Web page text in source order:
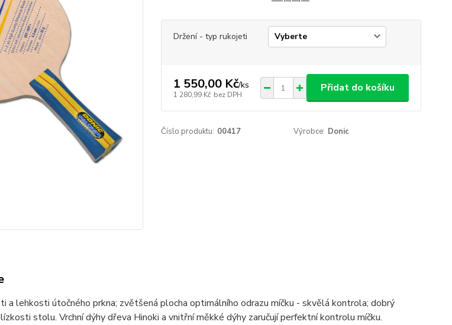
Držení - typ rukojeti
1 550,00 Kč/ks
1 280,99 Kč bez DPH
Přidat do košíku
Číslo produktu: 00417 Výrobce: Donic
a lehkosti útočného prkna; zvětšená plocha optimálního odrazu míčku - skvělá kontrola; dobrý
stolu. Vrchní dýhy dřeva Hinoki a vnitřní měkké dýhy zaručují perfektní kontrolu míčku.